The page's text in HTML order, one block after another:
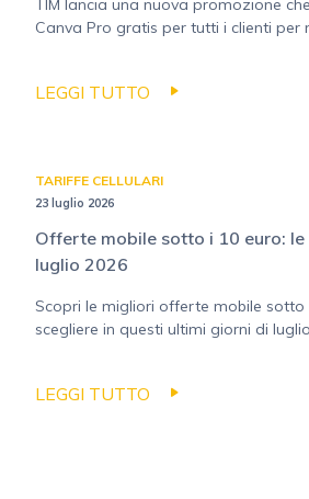
TIM lancia una nuova promozione
Canva Pro gratis per tutti i clienti per
LEGGI TUTTO
TARIFFE CELLULARI
23 luglio 2026
Offerte mobile sotto i 10 euro:
luglio 2026
Scopri le migliori offerte mobile sotto
scegliere in questi ultimi giorni di
LEGGI TUTTO